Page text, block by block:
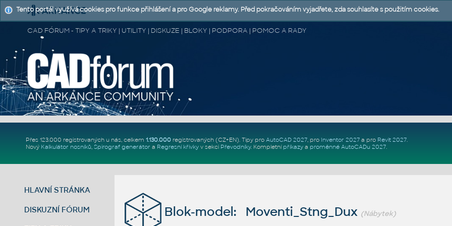
CAD FÓRUM - TIPY A TRIKY | UTILITY | DISKUZE | BLOKY | PODPORA | POMOC A RADY
Přes 123.000 registrovaných u nás, celkem 1.130.000registrovaných (CZ+EN). Tipy pro AutoCAD 2027, pro Inventor 2027a pro Revit 2027.
Nový Kalkulátor nosníků, Spirograf generátor a Regresní křivkyv sekci Převodníky. Kompletní příkazya proměnné AutoCADu 2027.
HLAVNÍ STRÁNKA
DISKUZNÍ FÓRUM Blok-model: Moventi_Stng_Dux (Nábytek)
Tento portál využívá cookies pro funkce přihlášení a pro Google reklamy. Před pokračováním vyjadřete, zda souhlasíte s použitím cookies.